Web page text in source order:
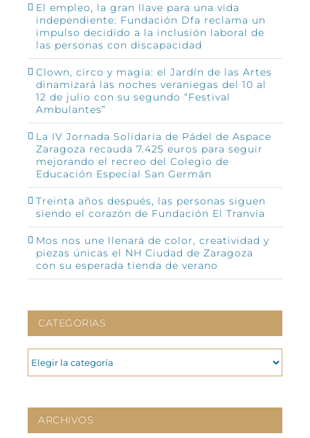
El empleo, la gran llave para una vida
independiente: Fundación Dfa reclama un
impulso decidido a la inclusión laboral de
las personas con discapacidad
Clown, circo y magia: el Jardín de las Artes
dinamizará las noches veraniegas del 10 al
12 de julio con su segundo “Festival
Ambulantes”
La IV Jornada Solidaria de Pádel de Aspace
Zaragoza recauda 7.425 euros para seguir
mejorando el recreo del Colegio de
Educación Especial San Germán
Treinta años después, las personas siguen
siendo el corazón de Fundación El Tranvía
Mos nos une llenará de color, creatividad y
piezas únicas el NH Ciudad de Zaragoza
con su esperada tienda de verano
CATEGORIAS
CATEGORIAS
ARCHIVOS